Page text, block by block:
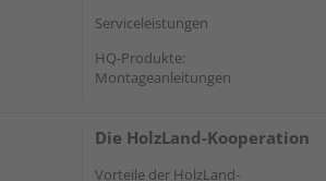
Serviceleistungen
HQ-Produkte:
Montageanleitungen
Die HolzLand-Kooperation
Vorteile der HolzLand-